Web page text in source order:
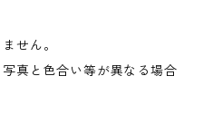
せん。
真と色合い等が異なる場合